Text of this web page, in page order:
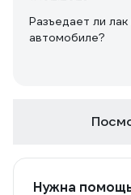
Разъедает ли лак
автомобиле?
Нужна